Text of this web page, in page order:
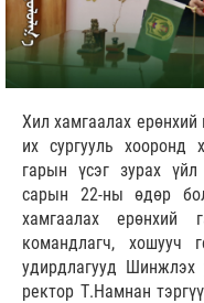
Хил хамгаалах ерөнхий
их сургууль хооронд
гарын үсэг зурах
сарын 22-ны өдөр
хамгаалах ерөнхий
командлагч, хошууч
удирдлагууд Шинжлэх
ректор Т.Намнан